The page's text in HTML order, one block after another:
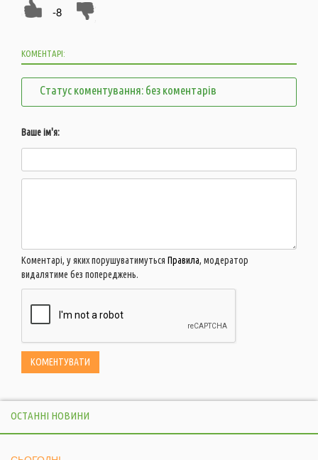
-8
КОМЕНТАРІ:
Статус коментування: без коментарів
Ваше ім'я:
Коментарі, у яких порушуватимуться Правила, модератор
видалятиме без попереджень.
ОСТАННІ НОВИНИ